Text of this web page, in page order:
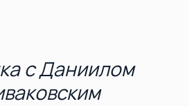
с Даниилом